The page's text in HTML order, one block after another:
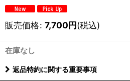
販売価格: 7,700円(税込)
在庫なし
返品特約に関する重要事項